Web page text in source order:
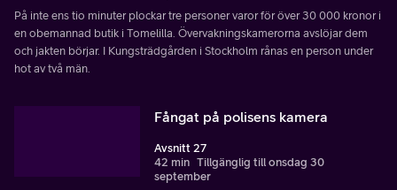
På inte ens tio minuter plockar tre personer varor för över 30 000 kronor i
en obemannad butik i Tomelilla. Övervakningskamerorna avslöjar dem
och jakten börjar. I Kungsträdgården i Stockholm rånas en person under
hot av två män.
Fångat på polisens kamera
Avsnitt 27
42 min Tillgänglig till onsdag 30
september